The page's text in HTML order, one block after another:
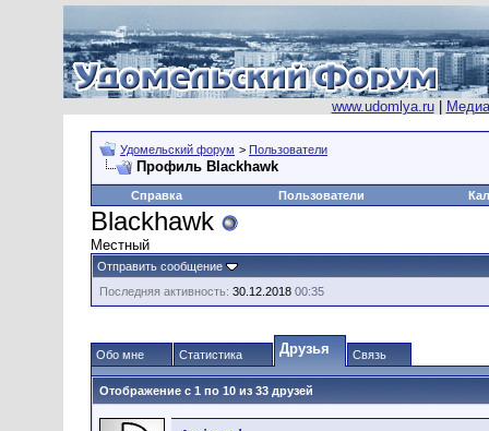
www.udomlya.ru|
Удомельский форум > Пользователи
Профиль Blackhawk
Справка Пользователи
Blackhawk
Местный
Отправить сообщение
Последняя активность: 30.12.2018 00:35
Обо мне Статистика Друзья Связь
Отображение с 1 по 10 из 33 друзей